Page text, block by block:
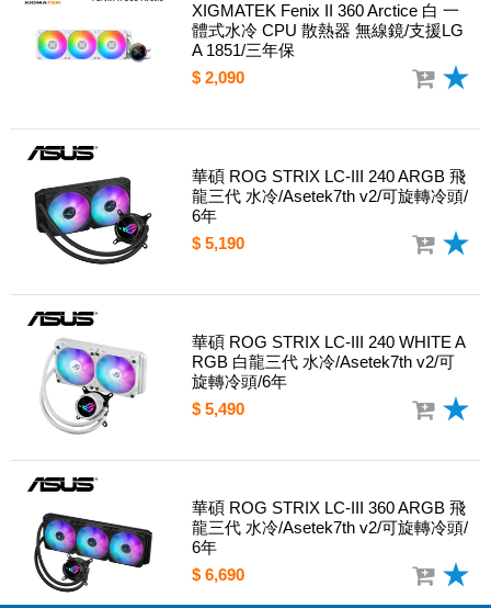
XIGMATEK Fenix II 360 Arctice 白 一
體式水冷 CPU 散熱器 無線鏡/支援LG
A 1851/三年保
$ 2,090
華碩 ROG STRIX LC-III 240 ARGB 飛
龍三代 水冷/Asetek7th v2/可旋轉冷頭/
6年
$ 5,190
華碩 ROG STRIX LC-III 240 WHITE A
RGB 白龍三代 水冷/Asetek7th v2/可
旋轉冷頭/6年
$ 5,490
華碩 ROG STRIX LC-III 360 ARGB 飛
龍三代 水冷/Asetek7th v2/可旋轉冷頭/
6年
$ 6,690